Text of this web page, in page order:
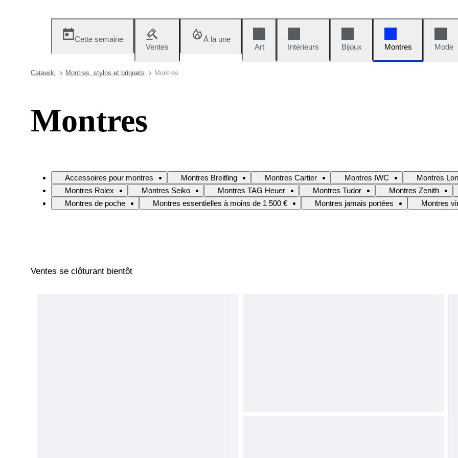
Cette semaine
Ventes
À la une
Art
Intérieurs Bijoux Montres Mode
Catawiki Montres, stylos et briquets Montres
Montres
Accessoires pour montres Montres Breitling Montres Cartier Montres IWC Montres
Montres Rolex
Montres Seiko Montres TAG Heuer Montres Tudor Montres Zenith
Montres de poche
Montres essentielles à moins de 1 500 € Montres jamais portées Montres
Ventes se clôturant bientôt